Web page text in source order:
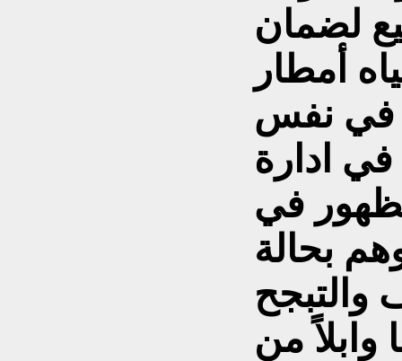
لضمان
أمطار
في نفس
في ادارة
في
بحالة
والتبجح
من